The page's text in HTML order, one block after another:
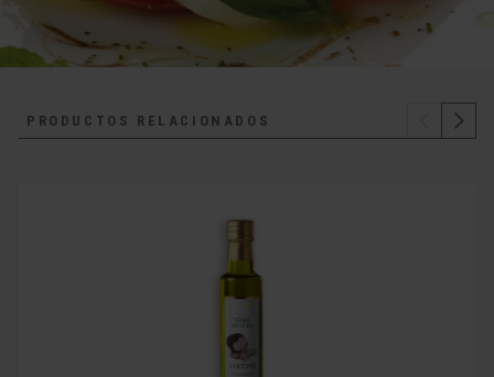
PRODUCTOS RELACIONADOS